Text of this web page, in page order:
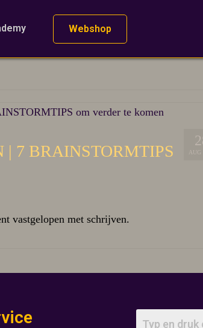
Webshop
AUG
| 7 BRAINSTORMTIPS
vastgelopen met schrijven.